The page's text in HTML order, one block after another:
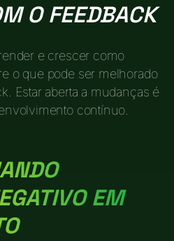
O FEEDBACK
e crescer como
o que pode ser melhorado
Estar aberta a mudanças é
contínuo.
EM